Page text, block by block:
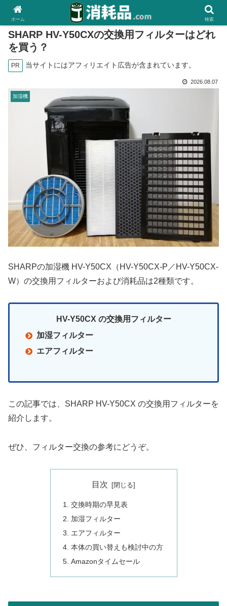
SHARP HV-Y50CXの交換用フィルターはどれ
を買う？
PR 当サイトにはアフィリエイト広告が含まれています。
2026.08.07
加湿機
SHARPの加湿機 HV-Y50CX（HV-Y50CX-P／HV-Y50CX-
W）の交換用フィルターおよび消耗品は2種類です。
HV-Y50CX の交換用フィルター
加湿フィルター
エアフィルター
この記事では、SHARP HV-Y50CX の交換用フィルターを
紹介します。
ぜひ、フィルター交換の参考にどうぞ。
目次
交換時期の早見表
加湿フィルター
エアフィルター
本体の買い替えも検討中の方
Amazonタイムセール
ホーム 検索